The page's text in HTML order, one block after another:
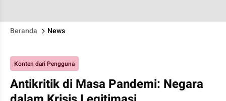
Beranda News
Konten dari Pengguna
Antikritik di Masa Pandemi: Negara